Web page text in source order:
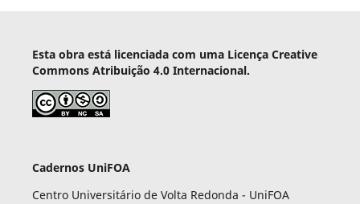
Esta obra está licenciada com uma Licença Creative
Commons Atribuição 4.0 Internacional.
Cadernos UniFOA
Centro Universitário de Volta Redonda - UniFOA